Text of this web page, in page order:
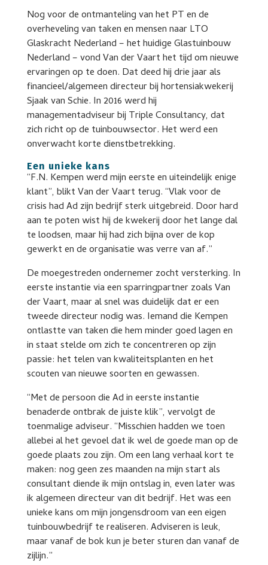
Nog voor de ontmanteling van het PT en de
overheveling van taken en mensen naar LTO
Glaskracht Nederland – het huidige Glastuinbouw
Nederland – vond Van der Vaart het tijd om nieuwe
ervaringen op te doen. Dat deed hij drie jaar als
financieel/algemeen directeur bij hortensiakwekerij
Sjaak van Schie. In 2016 werd hij
managementadviseur bij Triple Consultancy, dat
zich richt op de tuinbouwsector. Het werd een
onverwacht korte dienstbetrekking.
Een unieke kans
“F.N. Kempen werd mijn eerste en uiteindelijk enige
klant”, blikt Van der Vaart terug. “Vlak voor de
crisis had Ad zijn bedrijf sterk uitgebreid. Door hard
aan te poten wist hij de kwekerij door het lange dal
te loodsen, maar hij had zich bijna over de kop
gewerkt en de organisatie was verre van af.”
De moegestreden ondernemer zocht versterking. In
eerste instantie via een sparringpartner zoals Van
der Vaart, maar al snel was duidelijk dat er een
tweede directeur nodig was. Iemand die Kempen
ontlastte van taken die hem minder goed lagen en
in staat stelde om zich te concentreren op zijn
passie: het telen van kwaliteitsplanten en het
scouten van nieuwe soorten en gewassen.
“Met de persoon die Ad in eerste instantie
benaderde ontbrak de juiste klik”, vervolgt de
toenmalige adviseur. “Misschien hadden we toen
allebei al het gevoel dat ik wel de goede man op de
goede plaats zou zijn. Om een lang verhaal kort te
maken: nog geen zes maanden na mijn start als
consultant diende ik mijn ontslag in, even later was
ik algemeen directeur van dit bedrijf. Het was een
unieke kans om mijn jongensdroom van een eigen
tuinbouwbedrijf te realiseren. Adviseren is leuk,
maar vanaf de bok kun je beter sturen dan vanaf de
zijlijn.”